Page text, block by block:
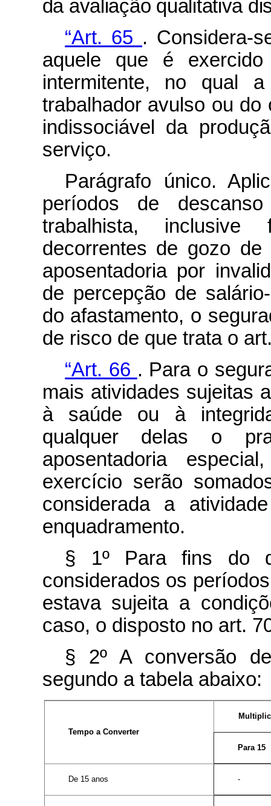
da avaliação qualitativa
“Art. 65 . Considera-
aquele que é
intermitente, no qual
trabalhador avulso ou
indissociável da
serviço.
Parágrafo único.
períodos de
trabalhista,
decorrentes de gozo
aposentadoria por
de percepção de
do afastamento, o
de risco de que trata o
“Art. 66 . Para o
mais atividades sujeitas
à saúde ou à
qualquer delas o
aposentadoria
exercício serão
considerada a
enquadramento.
§ 1º Para fins do
considerados os
estava sujeita a
caso, o disposto no art.
§ 2º A conversão
segundo a tabela abaixo:
Tempo a Converter
Para 15
De 15 anos -